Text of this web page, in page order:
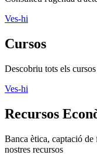
Ves-hi
Cursos
Descobriu tots els
Ves-hi
Recursos
Banca ètica, captació
nostres recursos